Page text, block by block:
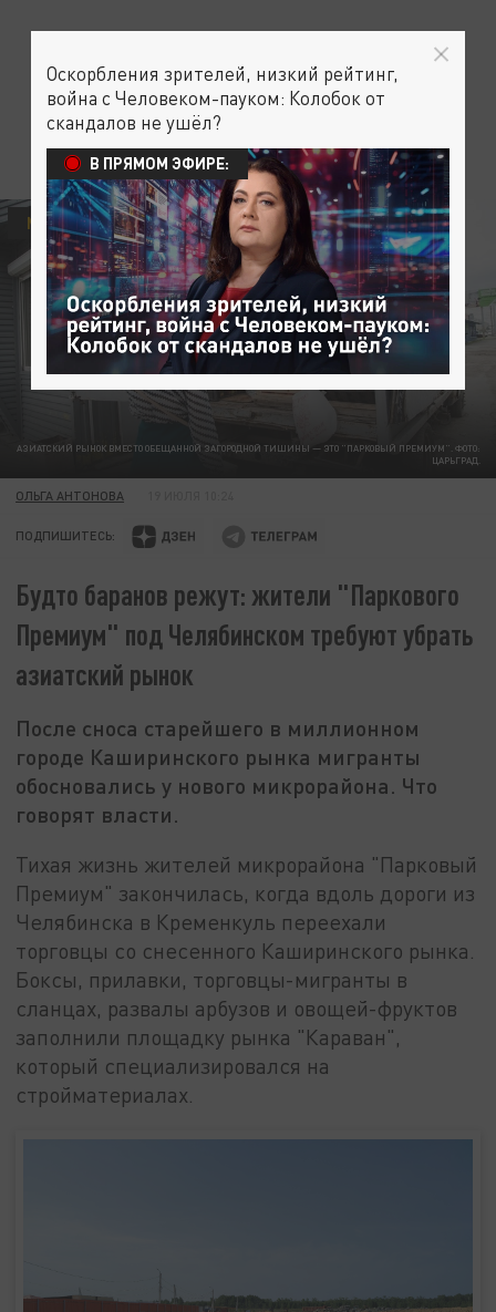
АЗИАТСКИЙ РЫНОК ВМЕСТО ОБЕЩАННОЙ ЗАГОРОДНОЙ ТИШИНЫ — ЭТО "ПАРКОВЫЙ ПРЕМИУМ". ФОТО:
ЦАРЬГРАД.
МИГРАНТЫ
ОЛЬГА АНТОНОВА
ПОДПИШИТЕСЬ:
Будто баранов режут: жители "Паркового
Премиум" под Челябинском требуют убрать
азиатский рынок
После сноса старейшего в миллионном
городе Каширинского рынка мигранты
обосновались у нового микрорайона. Что
говорят власти.
Тихая жизнь жителей микрорайона "Парковый
Премиум" закончилась, когда вдоль дороги из
Челябинска в Кременкуль переехали
торговцы со снесенного Каширинского рынка.
Боксы, прилавки, торговцы-мигранты в
сланцах, развалы арбузов и овощей-фруктов
заполнили площадку рынка "Караван",
который специализировался на
стройматериалах.
Оскорбления зрителей, низкий рейтинг,
война с Человеком-пауком: Колобок от
скандалов не ушёл?
В ПРЯМОМ ЭФИРЕ: